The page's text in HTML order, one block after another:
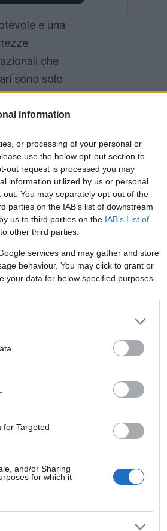
Information
or processing of your personal or
use the below opt-out section to
out request is processed you may
information utilized by us or personal
You may separately opt-out of the
parties on the IAB’s list of downstream
us to third parties on the IAB’s List of
other third parties.
services and may gather and store
behaviour. You may click to grant or
your data for below specified purposes
for Targeted
and/or Sharing
for which it
e una
che
sono solo
quindi
maggior
milanese ha
Nel
di alta
raggiungendo